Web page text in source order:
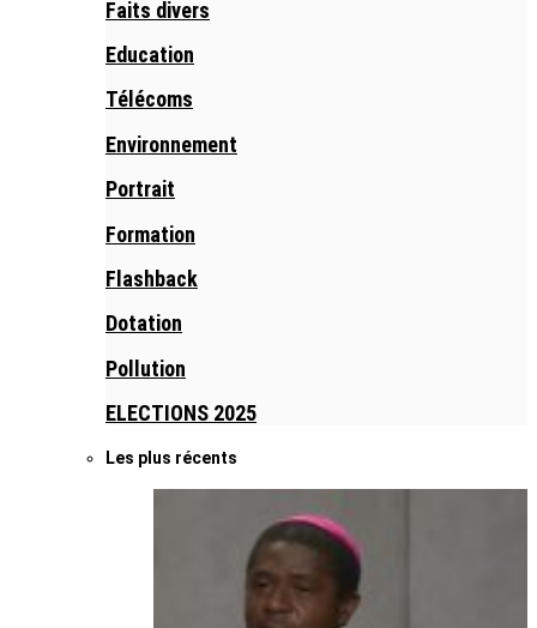
Faits divers
Education
Télécoms
Environnement
Portrait
Formation
Flashback
Dotation
Pollution
ELECTIONS 2025
Les plus récents